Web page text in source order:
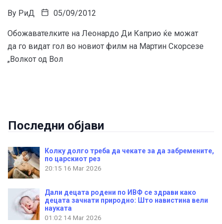
By РиД 05/09/2012
Обожавателките на Леонардо Ди Каприо ќе можат
да го видат гол во новиот филм на Мартин Скорсезе
„Волкот од Вол
Последни објави
Колку долго треба да чекате за да забремените,
по царскиот рез
20:15 16 Mar 2026
Дали децата родени по ИВФ се здрави како
децата зачнати природно: Што навистина вели
науката
01:02 14 Mar 2026